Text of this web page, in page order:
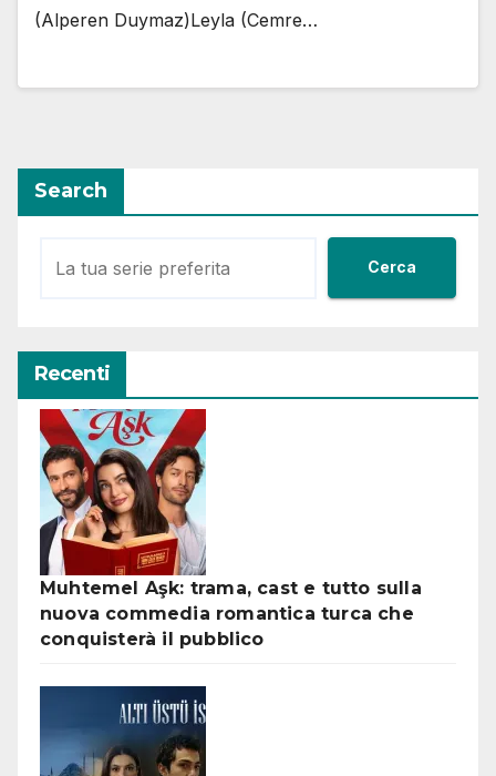
(Alperen Duymaz)Leyla (Cemre…
Search
Cerca
Recenti
Muhtemel Aşk: trama, cast e tutto sulla
nuova commedia romantica turca che
conquisterà il pubblico